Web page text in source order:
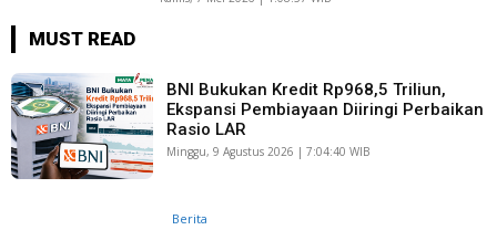
MUST READ
BNI Bukukan Kredit Rp968,5 Triliun,
Ekspansi Pembiayaan Diiringi Perbaikan
Rasio LAR
Minggu, 9 Agustus 2026 | 7:04:40 WIB
Berita